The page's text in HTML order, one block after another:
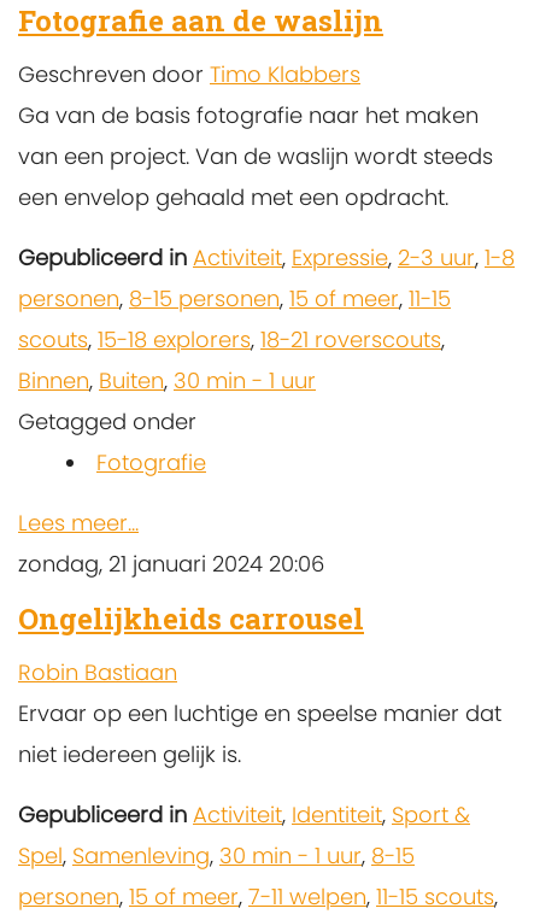
Fotografie aan de waslijn
Geschreven door Timo Klabbers
Ga van de basis fotografie naar het maken
van een project. Van de waslijn wordt steeds
een envelop gehaald met een opdracht.
Gepubliceerd in Activiteit, Expressie, 2-3 uur, 1-8
personen, 8-15 personen, 15 of meer, 11-15
scouts, 15-18 explorers, 18-21 roverscouts,
Binnen, Buiten, 30 min - 1 uur
Getagged onder
Fotografie
Lees meer...
zondag, 21 januari 2024 20:06
Ongelijkheids carrousel
Robin Bastiaan
Ervaar op een luchtige en speelse manier dat
niet iedereen gelijk is.
Gepubliceerd in Activiteit, Identiteit, Sport &
Spel, Samenleving, 30 min - 1 uur, 8-15
personen, 15 of meer, 7-11 welpen, 11-15 scouts,